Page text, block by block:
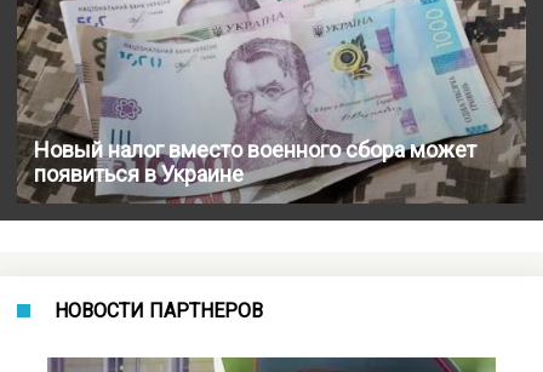
Новый налог вместо военного сбора может
появиться в Украине
НОВОСТИ ПАРТНЕРОВ